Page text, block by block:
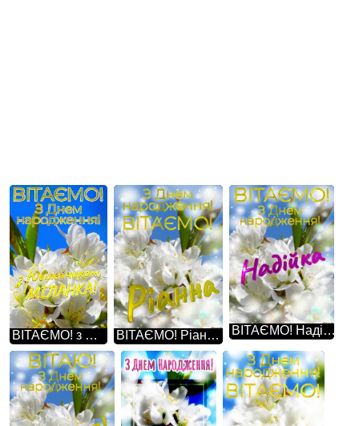
ВІТАЄМО! з Ювілейчиком, МІЛАНКА! З Днем народження! Це так прекрасно, коли весняна природа оживає красою білих квітів на дереві. ВІТАЄМО! Ріанна З Днем народження! Така проста картина, але в той же час настільки неймовірна - гарні білі квіти на дереві весною. ВІТАЄМО! Надійка З Днем народження! Така проста картина, але в той же час настільки неймовірна - гарні білі квіти на дереві весною.